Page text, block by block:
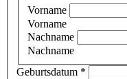
Vorname
Vorname
Nachname
Nachname
Geburtsdatum *